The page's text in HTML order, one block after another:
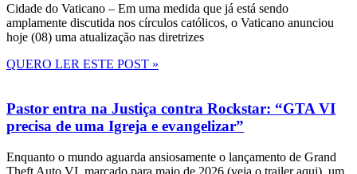
Cidade do Vaticano – Em uma medida que já está sendo
amplamente discutida nos círculos católicos, o Vaticano anunciou
hoje (08) uma atualização nas diretrizes
QUERO LER ESTE POST »
Pastor entra na Justiça contra Rockstar: “GTA VI
precisa de uma Igreja e evangelizar”
Enquanto o mundo aguarda ansiosamente o lançamento de Grand
Theft Auto VI, marcado para maio de 2026 (veja o trailer aqui), um